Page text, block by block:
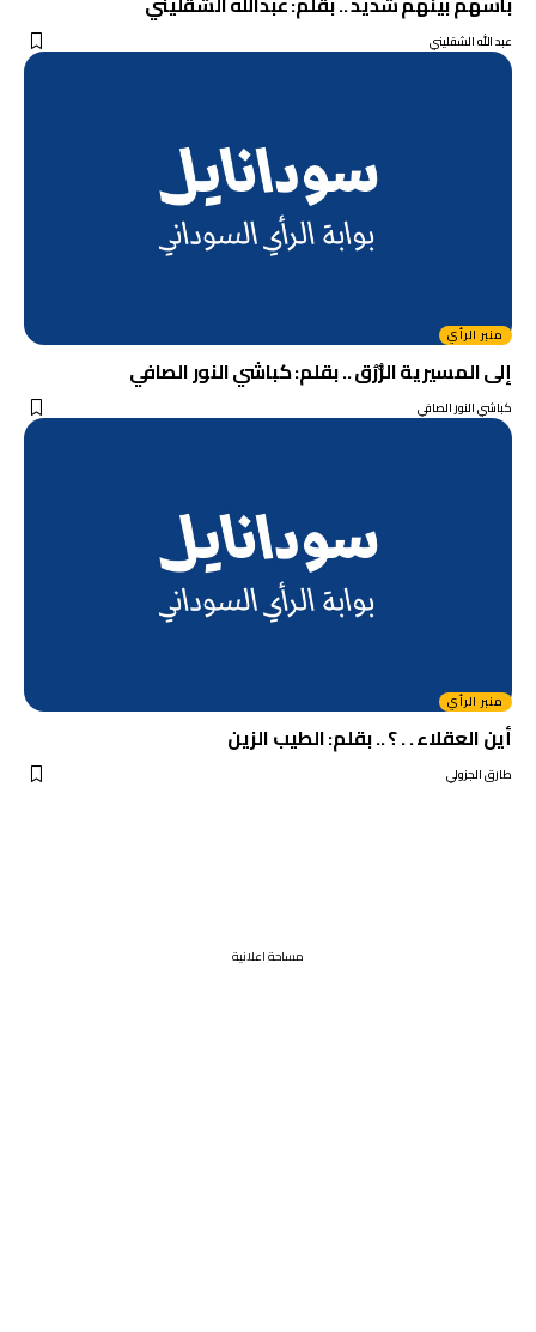
عبد الله الشقليني
منبر الرأي
إلى المسيرية الزُّرُق .. بقلم: كباشي النور الصافي
كباشي النور الصافي
منبر الرأي
أين العقلاء . . ؟ .. بقلم: الطيب الزين
طارق الجزولي
مساحة اعلانية